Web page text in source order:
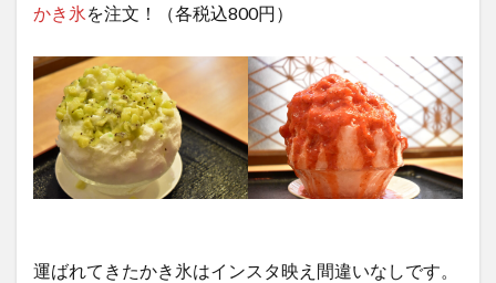
かき氷を注文！（各税込800円）
運ばれてきたかき氷はインスタ映え間違いなしです。